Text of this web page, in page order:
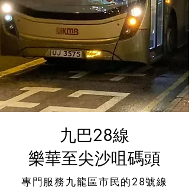
九巴28線
​樂華至尖沙咀碼頭
專門服務九龍區市民的28號線